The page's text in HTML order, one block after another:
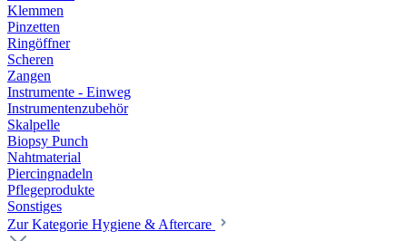
Klemmen
Pinzetten
Ringöffner
Scheren
Zangen
Instrumente - Einweg
Instrumentenzubehör
Skalpelle
Biopsy Punch
Nahtmaterial
Piercingnadeln
Pflegeprodukte
Sonstiges
Zur Kategorie Hygiene & Aftercare